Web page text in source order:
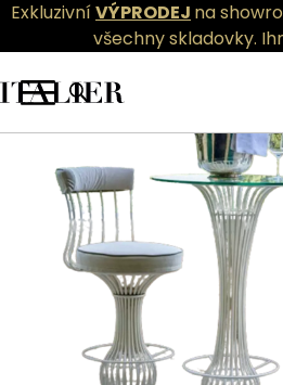
ExkluzivníVÝPRODEJ na
všechny skladovky.